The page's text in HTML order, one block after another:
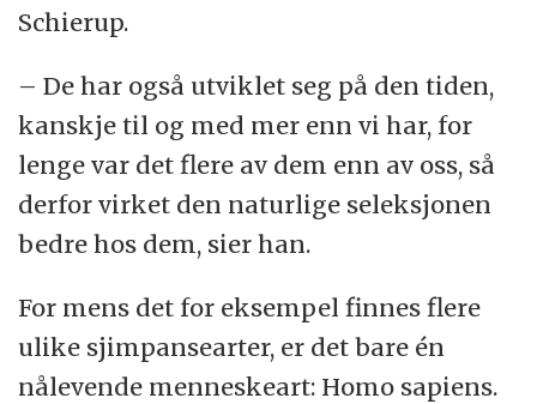
Schierup.
– De har også utviklet seg på den tiden,
kanskje til og med mer enn vi har, for
lenge var det flere av dem enn av oss, så
derfor virket den naturlige seleksjonen
bedre hos dem, sier han.
For mens det for eksempel finnes flere
ulike sjimpansearter, er det bare én
nålevende menneskeart: Homo sapiens.